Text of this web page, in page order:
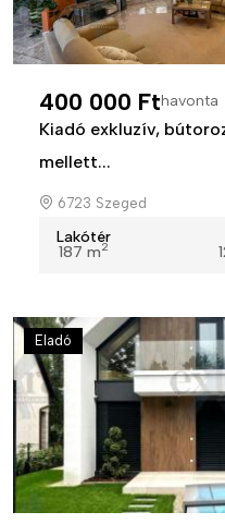
400 000 Fthavonta
Kiadó exkluzív,
mellett...
6723 Szeged
Lakótér
187 m2
Eladó